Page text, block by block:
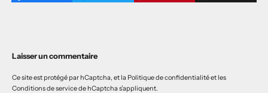
Laisser un commentaire
Ce site est protégé par hCaptcha, et la Politique de confidentialitéet les
Conditions de servicede hCaptcha s’appliquent.